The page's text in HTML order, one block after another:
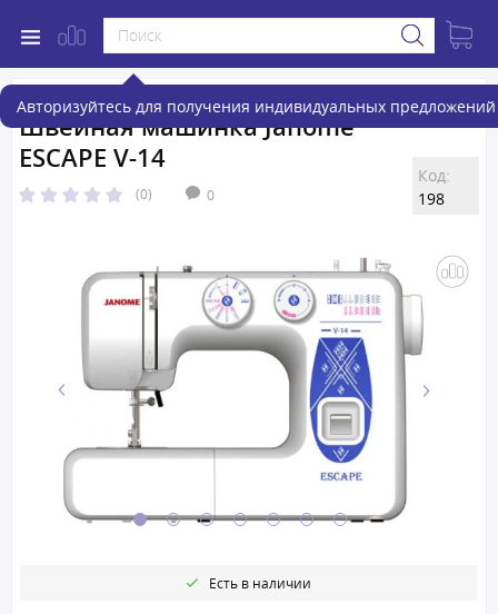
Авторизуйтесь для получения индивидуальных предложений
Швейная машинка Janome
ESCAPE V-14
(0) 0
Код:
198
Есть в наличии